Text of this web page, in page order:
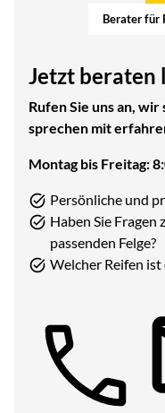
Berater für
Jetzt beraten
Rufen Sie uns an,
sprechen mit
Montag bis Freitag:
Persönliche und
Haben Sie
passenden Felge?
Welcher Reifen
Telefon: